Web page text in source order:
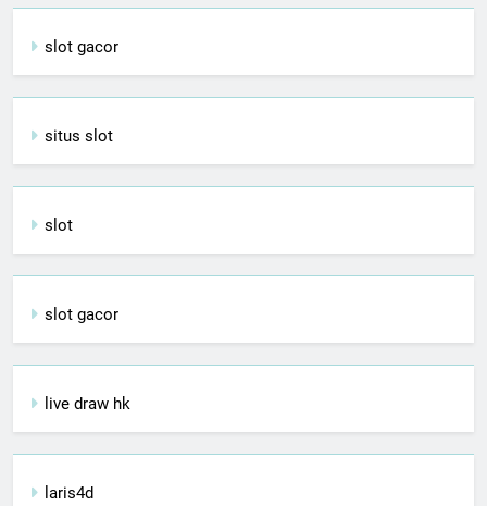
slot gacor
situs slot
slot
slot gacor
live draw hk
laris4d